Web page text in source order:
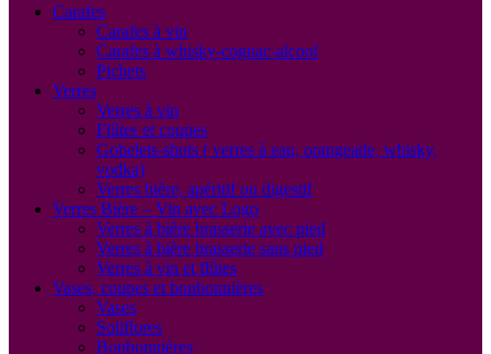
Carafes
Carafes à vin
Carafes à whisky-cognac-alcool
Pichets
Verres
Verres à vin
Flûtes et coupes
Gobelets-shots ( verres à eau, orangeade, whisky,
vodka)
Verres bière, apéritif ou digestif
Verres Bière – Vin avec Logo
Verres à bière brasserie avec pied
Verres à bière brasserie sans pied
Verres à vin et flûtes
Vases, coupes et bonbonnières
Vases
Soliflores
Bonbonnières